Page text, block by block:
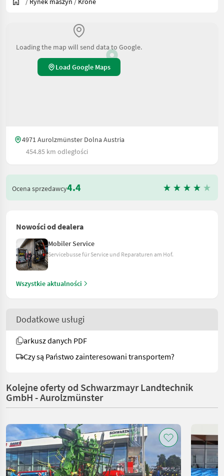
Loading the map will send data to Google.
Load Google Maps
4971 Aurolzmünster Dolna Austria
454.85 km odległości
Ocena sprzedawcy4.4
Nowości od dealera
Mobiler Service
Servicebusse für Service und Reparaturen am Hof.
Wszystkie aktualności
Dodatkowe usługi
arkusz danych PDF
Czy są Państwo zainteresowani transportem?
Kolejne oferty od Schwarzmayr Landtechnik
GmbH - Aurolzmünster